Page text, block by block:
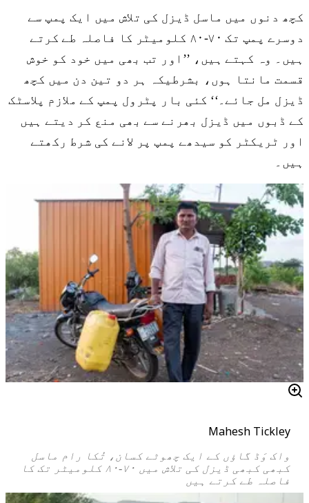
کچھ دنوں میں ماسل ڈیزل کی تلاش میں ایک پمپ سے
دوسرے پمپ تک ۷۰-۸۰ کلومیٹر کا فاصلہ طے کرتے
ہیں۔ وہ کہتے ہیں، ’’اور تب بھی میں خود کو خوش
قسمت مانتا ہوں، بشرطیکہ ہر دو تین دن میں کچھ
ڈیزل مل جائے۔‘‘ کئی بار پٹرول پمپ کے ملازم پلاسٹک
کے ڈبوں میں ڈیزل بھرنے سے بھی منع کر دیتے ہیں
اور ٹریکٹر کو سیدھے پمپ پر لانے کی شرط رکھتے
ہیں۔
Mahesh Tickley
واک وَڈ گاؤں کے ایک چھوٹے کسان، تُکا رام ماسل
کبھی کبھی ڈیزل کی تلاش میں ۷۰-۸۰ کلومیٹر تک کا
فاصلہ طے کرتے ہیں